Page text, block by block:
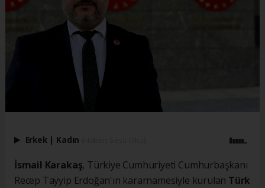
Erkek | Kadın
İsmail Karakaş, Türkiye Cumhuriyeti Cumhurbaşkanı
Recep Tayyip Erdoğan'ın kararnamesiyle kurulan Türk